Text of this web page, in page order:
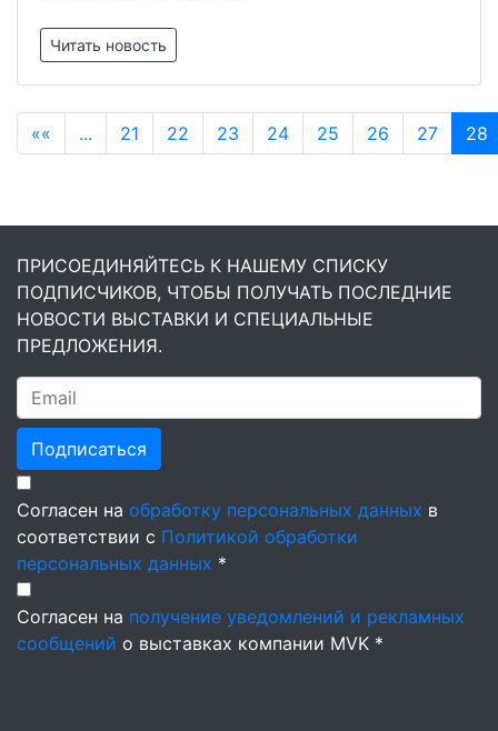
Читать новость
«« ... 21 22 23 24 25 26 27 28
ПРИСОЕДИНЯЙТЕСЬ К НАШЕМУ СПИСКУ
ПОДПИСЧИКОВ, ЧТОБЫ ПОЛУЧАТЬ ПОСЛЕДНИЕ
НОВОСТИ ВЫСТАВКИ И СПЕЦИАЛЬНЫЕ
ПРЕДЛОЖЕНИЯ.
Подписаться
Согласен на обработку персональных данных в
соответствии с Политикой обработки
персональных данных *
Согласен на получение уведомлений и рекламных
сообщений о выставках компании MVK *